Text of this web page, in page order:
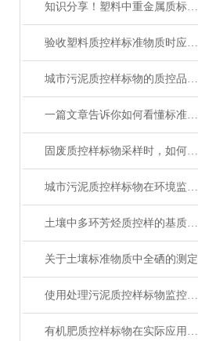
知识分享！塑料中重金属质标物的使用管理
验收塑料质控样标准物质时应考虑的要素
城市污泥质控样标物的质控品定值分析
一篇文章告诉你如何看懂标准物质证书！
固废质控样标物采样时，如何避免错误
城市污泥质控样标物在环境监测和风险评估中扮演什么角色？
土壤中多环芳烃质控样的基质效应与价值分析
关于土壤标准物质中全硒的测定
使用处理污泥质控样标物监控分析过程，确保数据准确性的实用技巧
有机肥质控样标物在实际应用中的标准化问题